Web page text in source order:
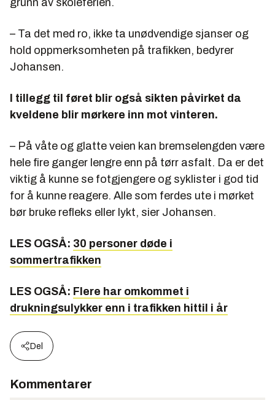
grunn av skoleferien.
– Ta det med ro, ikke ta unødvendige sjanser og
hold oppmerksomheten på trafikken, bedyrer
Johansen.
I tillegg til føret blir også sikten påvirket da
kveldene blir mørkere inn mot vinteren.
– På våte og glatte veien kan bremselengden være
hele fire ganger lengre enn på tørr asfalt. Da er det
viktig å kunne se fotgjengere og syklister i god tid
for å kunne reagere. Alle som ferdes ute i mørket
bør bruke refleks eller lykt, sier Johansen.
LES OGSÅ: 30 personer døde i
sommertrafikken
LES OGSÅ: Flere har omkommet i
drukningsulykker enn i trafikken hittil i år
Del
Kommentarer